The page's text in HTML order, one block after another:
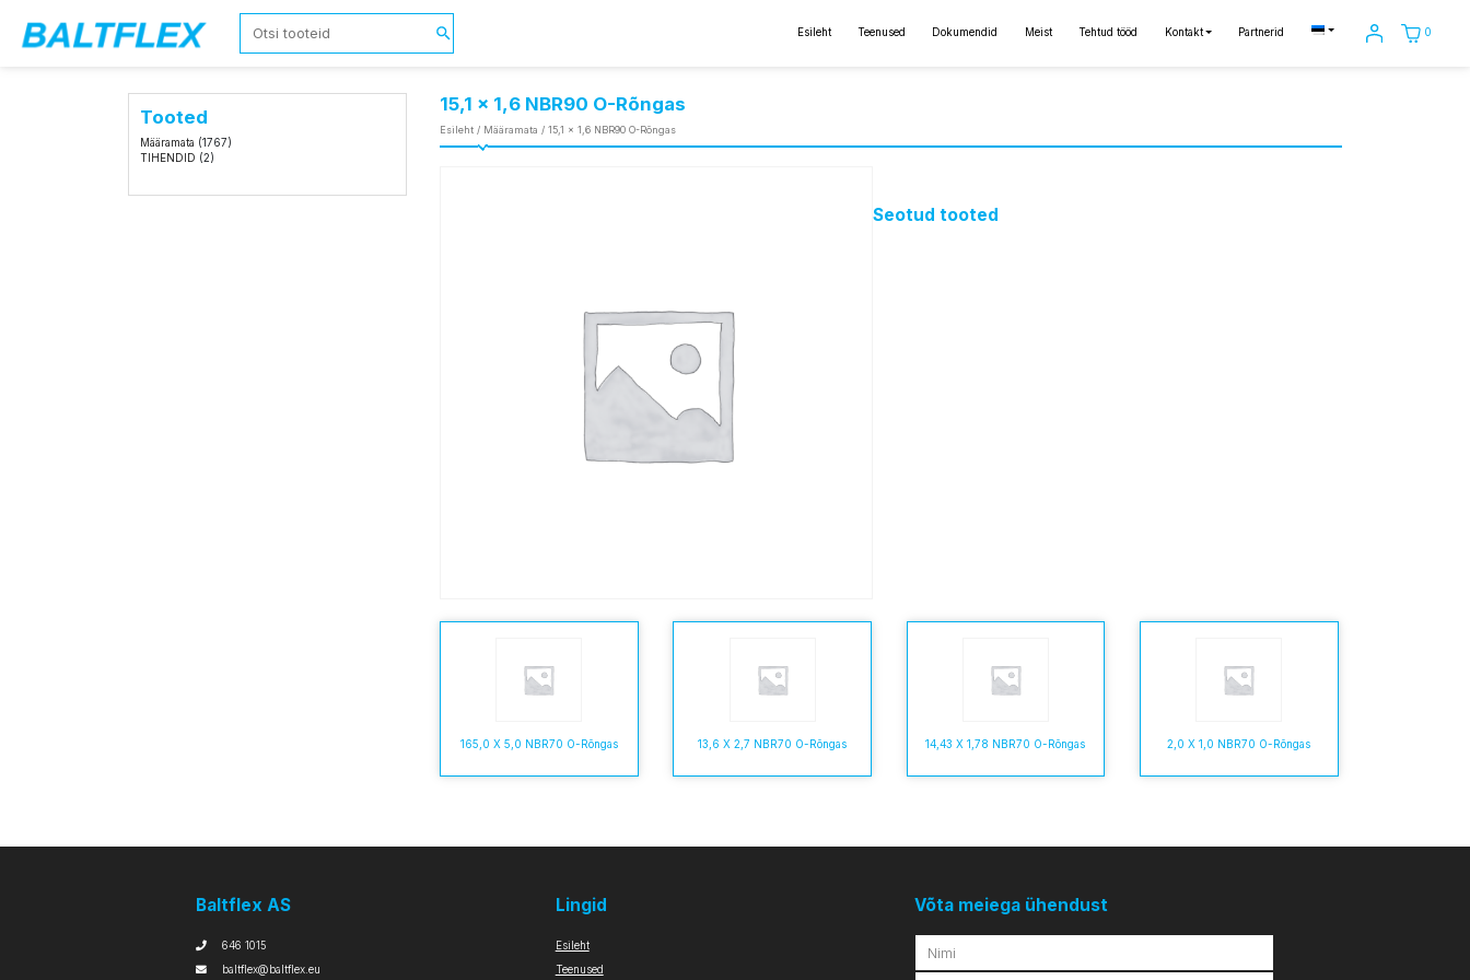
Esileht Teenused Dokumendid Meist Tehtud tööd Kontakt Partnerid 0
Tooted
Määramata (1767)
TIHENDID (2)
15,1 x 1,6 NBR90 O-Rõngas
Esileht / Määramata / 15,1 x 1,6 NBR90 O-Rõngas
Seotud tooted
165,0 X 5,0 NBR70 O-Rõngas 13,6 X 2,7 NBR70 O-Rõngas 14,43 X 1,78 NBR70 O-Rõngas 2,0 X 1,0 NBR70 O-Rõngas
Baltflex AS
646 1015
baltflex@baltflex.eu
Lingid
Esileht
Teenused
Võta meiega ühendust